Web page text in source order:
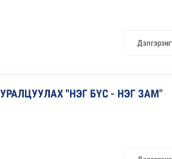
"НЭГ БҮС - НЭГ ЗАМ"